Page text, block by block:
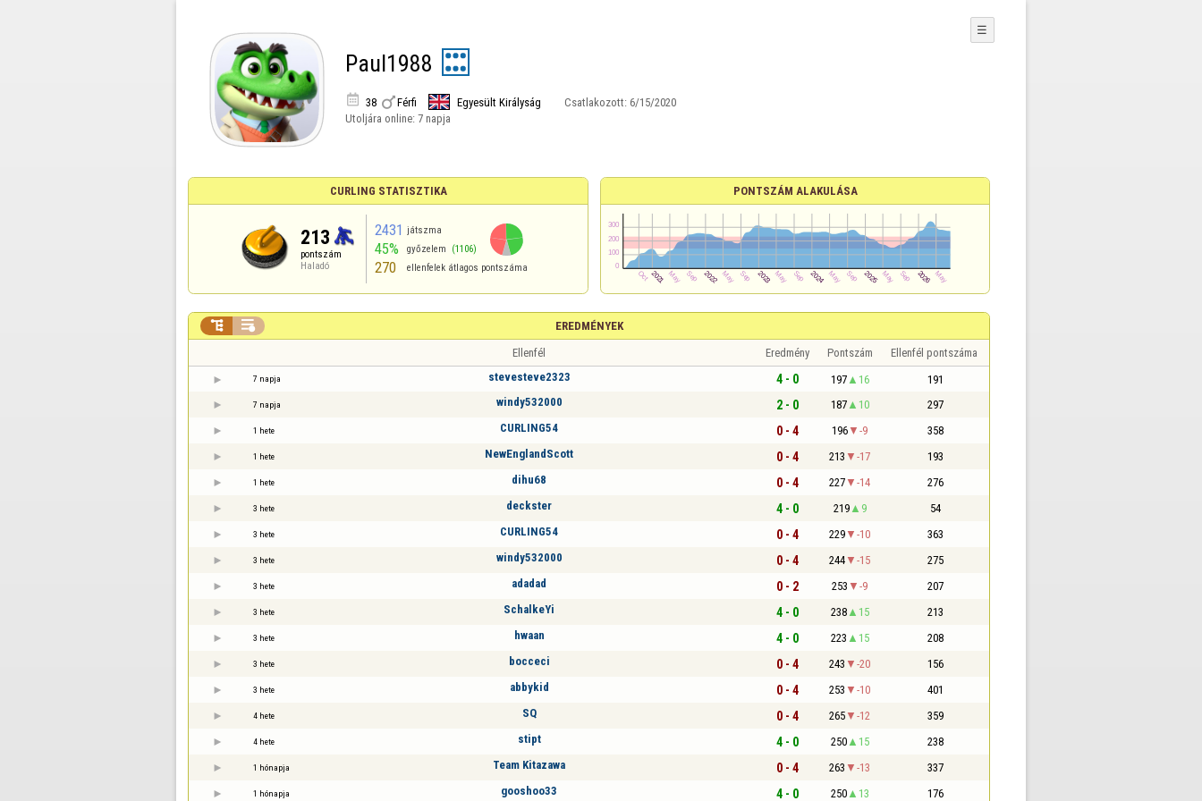
Paul1988
 38 Férfi Egyesült Királyság Csatlakozott: 6/15/2020
Utoljára online: 7 napja
☰
CURLING STATISZTIKA
213
pontszám
Haladó
2431 játszma
45% győzelem (1106)
270 ellenfelek átlagos pontszáma
PONTSZÁM ALAKULÁSA
EREDMÉNYEK
 
Ellenfél Eredmény Pontszám Ellenfél pontszáma
7 napja stevesteve2323 4 - 0 197 16 191
7 napja windy532000 2 - 0 187 10 297
1 hete CURLING54 0 - 4 196 -9 358
1 hete NewEnglandScott 0 - 4 213 -17 193
1 hete dihu68 0 - 4 227 -14 276
3 hete deckster 4 - 0 219 9 54
3 hete CURLING54 0 - 4 229 -10 363
3 hete windy532000 0 - 4 244 -15 275
3 hete adadad 0 - 2 253 -9 207
3 hete SchalkeYi 4 - 0 238 15 213
3 hete hwaan 4 - 0 223 15 208
3 hete bocceci 0 - 4 243 -20 156
3 hete abbykid 0 - 4 253 -10 401
4 hete SQ 0 - 4 265 -12 359
4 hete stipt 4 - 0 250 15 238
1 hónapja Team Kitazawa 0 - 4 263 -13 337
1 hónapja gooshoo33 4 - 0 250 13 176